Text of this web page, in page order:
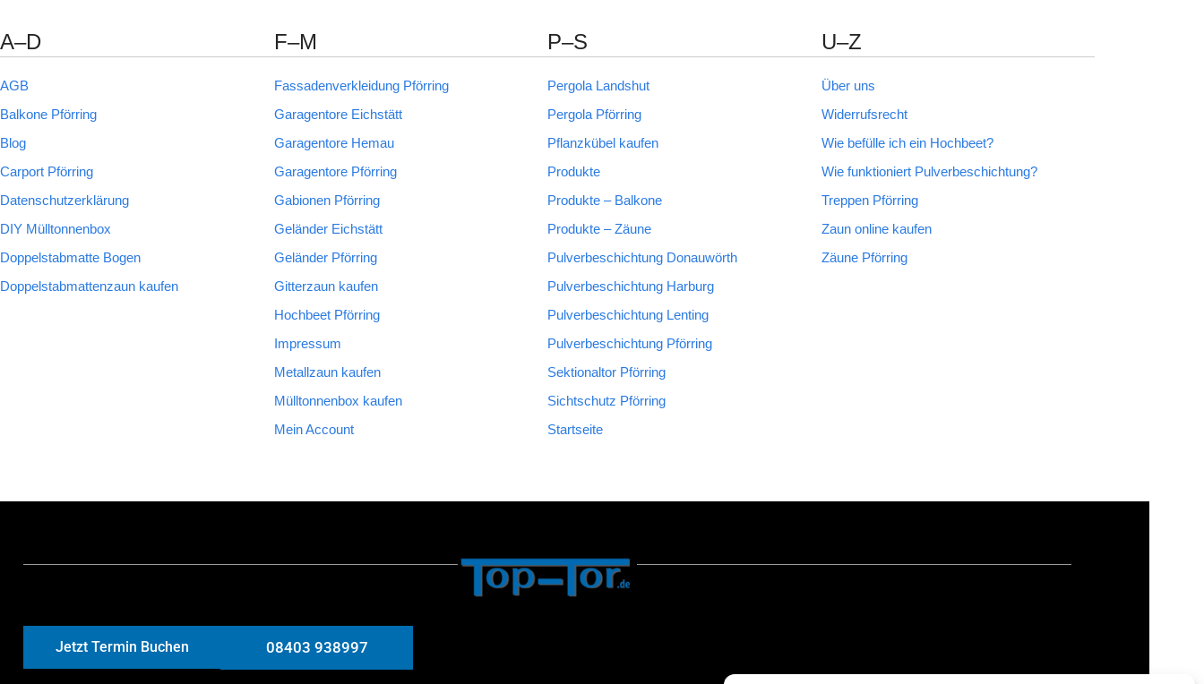
A–D
AGB
Balkone Pförring
Blog
Carport Pförring
Datenschutzerklärung
DIY Mülltonnenbox
Doppelstabmatte Bogen
Doppelstabmattenzaun kaufen
F–M
Fassadenverkleidung Pförring
Garagentore Eichstätt
Garagentore Hemau
Garagentore Pförring
Gabionen Pförring
Geländer Eichstätt
Geländer Pförring
Gitterzaun kaufen
Hochbeet Pförring
Impressum
Metallzaun kaufen
Mülltonnenbox kaufen
Mein Account
P–S
Pergola Landshut
Pergola Pförring
Pflanzkübel kaufen
Produkte
Produkte – Balkone
Produkte – Zäune
Pulverbeschichtung Donauwörth
Pulverbeschichtung Harburg
Pulverbeschichtung Lenting
Pulverbeschichtung Pförring
Sektionaltor Pförring
Sichtschutz Pförring
Startseite
U–Z
Über uns
Widerrufsrecht
Wie befülle ich ein Hochbeet?
Wie funktioniert Pulverbeschichtung?
Treppen Pförring
Zaun online kaufen
Zäune Pförring
Jetzt Termin Buchen 08403 938997